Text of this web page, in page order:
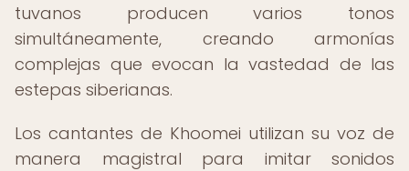
tuvanos producen varios tonos
simultáneamente, creando armonías
complejas que evocan la vastedad de las
estepas siberianas.
Los cantantes de Khoomei utilizan su voz de
manera magistral para imitar sonidos